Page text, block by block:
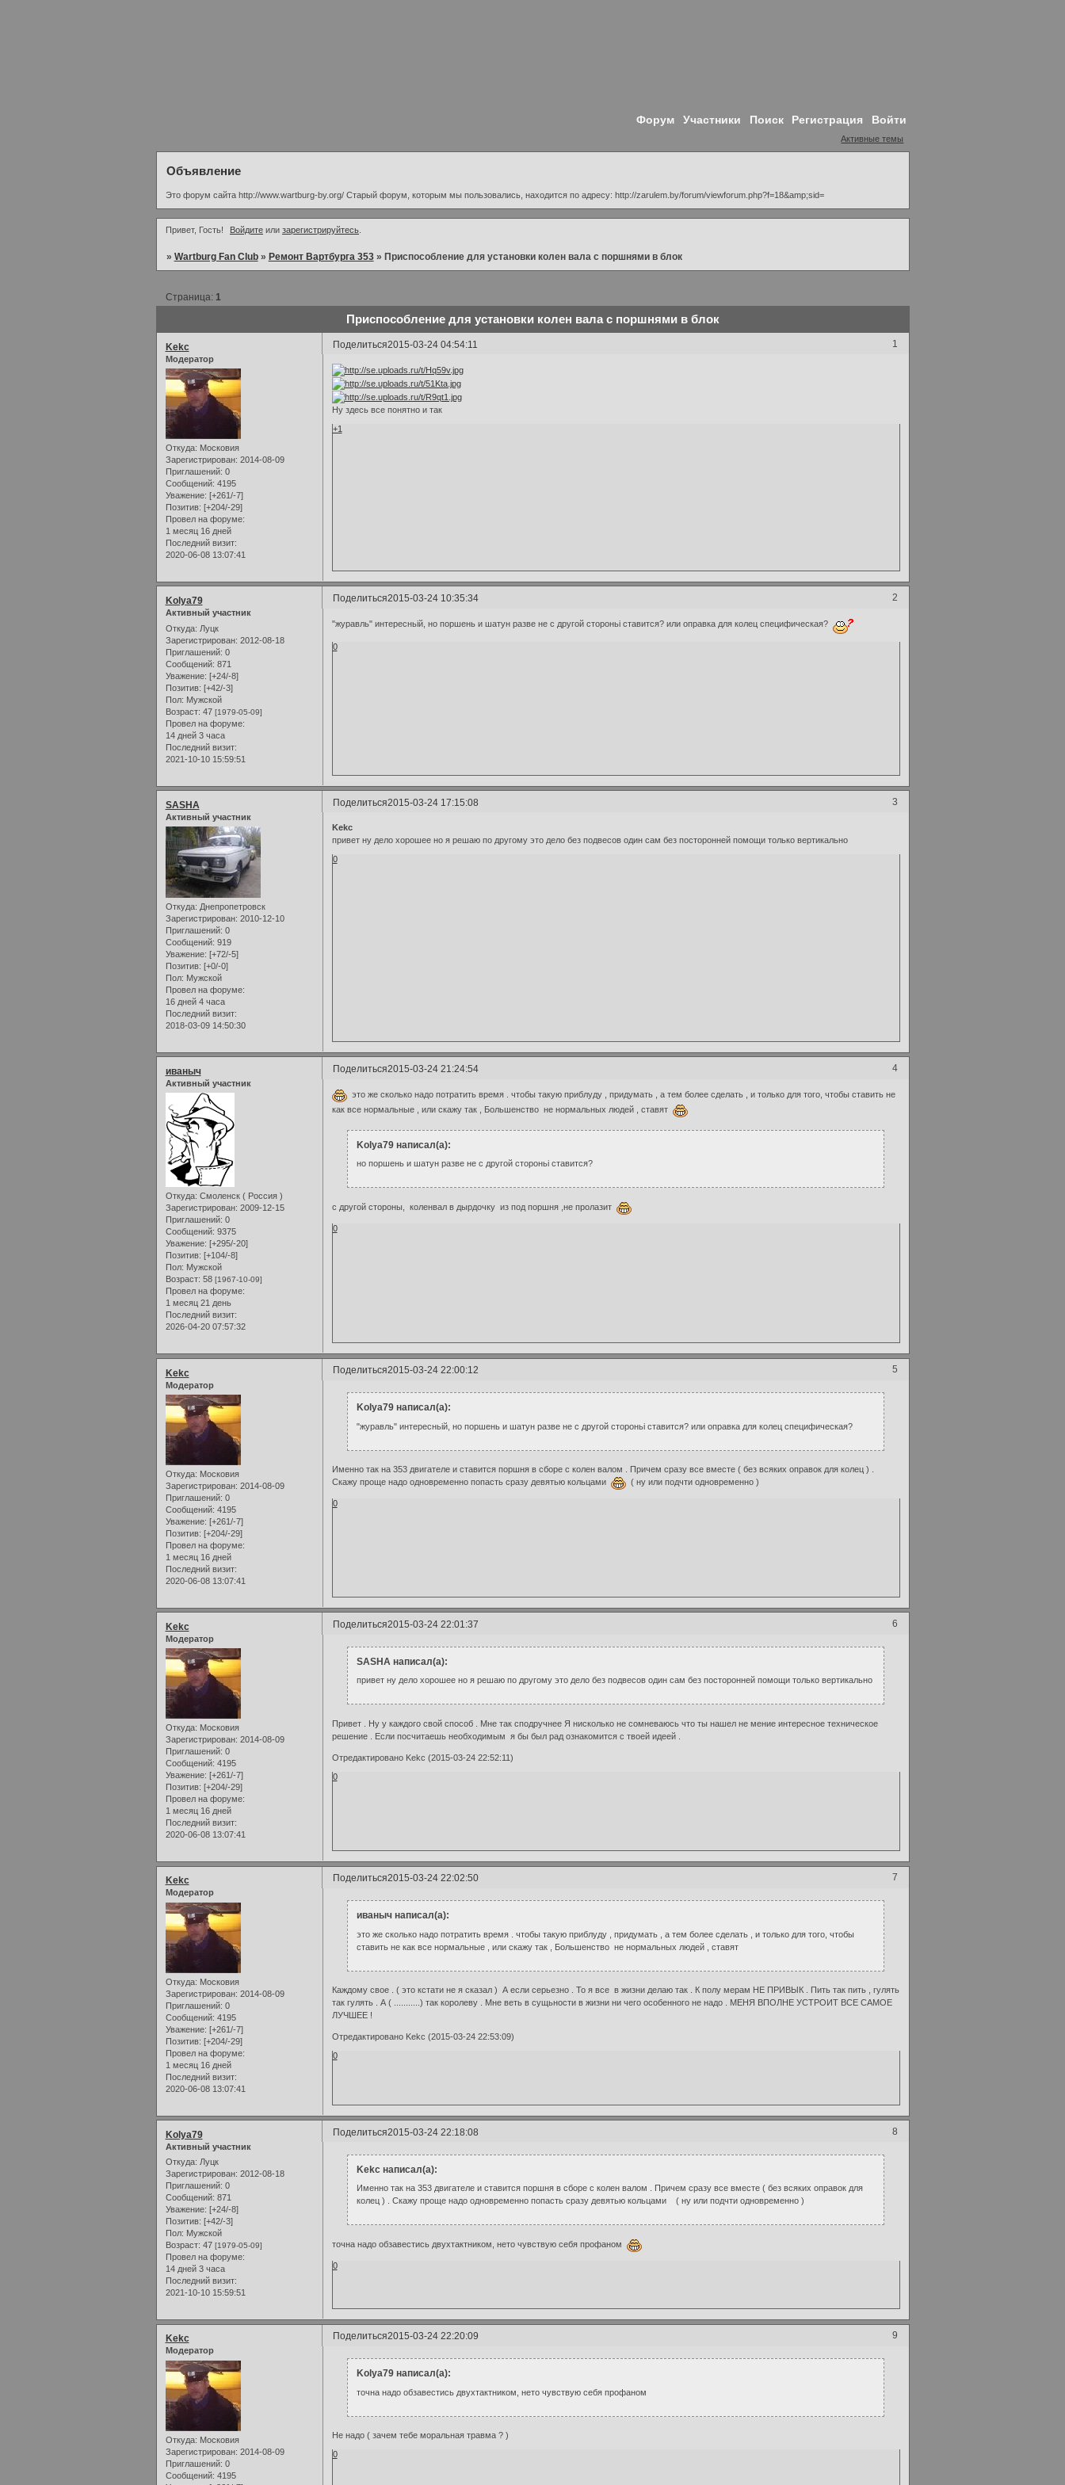
Форум Участники Поиск Регистрация Войти
Активные темы
Объявление
Это форум сайта http://www.wartburg-by.org/ Старый форум, которым мы пользовались, находится по адресу: http://zarulem.by/forum/viewforum.php?f=18&amp;sid=
Привет, Гость! Войдите или зарегистрируйтесь
» Wartburg Fan Club » Ремонт Вартбурга 353 » Приспособление для установки колен вала с поршнями в блок
Приспособление для установки колен вала с поршнями в блок
Страница: 1
Поделиться 1
2015-03-24 04:54:11
Kekc
Модератор
Откуда: Московия
Зарегистрирован: 2014-08-09
Приглашений: 0
Сообщений: 4195
Уважение: [+261/-7]
Позитив: [+204/-29]
Провел на форуме:
1 месяц 16 дней
Последний визит:
2020-06-08 13:07:41
Ну здесь все понятно и так
+1
Поделиться 2
2015-03-24 10:35:34
Kolya79
Активный участник
Откуда: Луцк
Зарегистрирован: 2012-08-18
Приглашений: 0
Сообщений: 871
Уважение: [+24/-8]
Позитив: [+42/-3]
Пол: Мужской
Возраст: 47 [1979-05-09]
Провел на форуме:
14 дней 3 часа
Последний визит:
2021-10-10 15:59:51
"журавль" интересньій, но поршень и шатун разве не с другой стороньі ставится? или оправка для колец специфическая?
0
Поделиться 3
2015-03-24 17:15:08
SASHA
Активный участник
Откуда: Днепропетровск
Зарегистрирован: 2010-12-10
Приглашений: 0
Сообщений: 919
Уважение: [+72/-5]
Позитив: [+0/-0]
Пол: Мужской
Провел на форуме:
16 дней 4 часа
Последний визит:
2018-03-09 14:50:30
Kekc
привет ну дело хорошее но я решаю по другому это дело без подвесов один сам без посторонней помощи только вертикально
0
Поделиться 4
2015-03-24 21:24:54
иваныч
Активный участник
Откуда: Смоленск ( Россия )
Зарегистрирован: 2009-12-15
Приглашений: 0
Сообщений: 9375
Уважение: [+295/-20]
Позитив: [+104/-8]
Пол: Мужской
Возраст: 58 [1967-10-09]
Провел на форуме:
1 месяц 21 день
Последний визит:
2026-04-20 07:57:32
это же сколько надо потратить время . чтобы такую приблуду , придумать , а тем более сделать , и только для того, чтобы ставить не
как все нормальные , или скажу так , Большенство не нормальных людей , ставят
Kolya79 написал(а):
но поршень и шатун разве не с другой стороньі ставится?
с другой стороны, коленвал в дырдочку из под поршня ,не пролазит
0
Поделиться 5
2015-03-24 22:00:12
Kekc
Модератор
Откуда: Московия
Зарегистрирован: 2014-08-09
Приглашений: 0
Сообщений: 4195
Уважение: [+261/-7]
Позитив: [+204/-29]
Провел на форуме:
1 месяц 16 дней
Последний визит:
2020-06-08 13:07:41
Kolya79 написал(а):
"журавль" интересньій, но поршень и шатун разве не с другой стороньі ставится? или оправка для колец специфическая?
Именно так на 353 двигателе и ставится поршня в сборе с колен валом . Причем сразу все вместе ( без всяких оправок для колец ) .
Скажу проще надо одновременно попасть сразу девятью кольцами
( ну или подчти одновременно )
0
Поделиться 6
2015-03-24 22:01:37
Kekc
Модератор
Откуда: Московия
Зарегистрирован: 2014-08-09
Приглашений: 0
Сообщений: 4195
Уважение: [+261/-7]
Позитив: [+204/-29]
Провел на форуме:
1 месяц 16 дней
Последний визит:
2020-06-08 13:07:41
SASHA написал(а):
привет ну дело хорошее но я решаю по другому это дело без подвесов один сам без посторонней помощи только вертикально
Привет . Ну у каждого свой способ . Мне так сподручнее Я нисколько не сомневаюсь что ты нашел не мение интересное техническое
решение . Если посчитаешь необходимым я бы был рад ознакомится с твоей идеей .
Отредактировано Kekc (2015-03-24 22:52:11)
0
Поделиться 7
2015-03-24 22:02:50
Kekc
Модератор
Откуда: Московия
Зарегистрирован: 2014-08-09
Приглашений: 0
Сообщений: 4195
Уважение: [+261/-7]
Позитив: [+204/-29]
Провел на форуме:
1 месяц 16 дней
Последний визит:
2020-06-08 13:07:41
иваныч написал(а):
это же сколько надо потратить время . чтобы такую приблуду , придумать , а тем более сделать , и только для того, чтобы
ставить не как все нормальные , или скажу так , Большенство не нормальных людей , ставят
Каждому свое . ( это кстати не я сказал ) А если серьезно . То я все в жизни делаю так . К полу мерам НЕ ПРИВЫК . Пить так пить , гулять
так гулять . А ( ...........) так королеву . Мне веть в сущьности в жизни ни чего особенного не надо . МЕНЯ ВПОЛНЕ УСТРОИТ ВСЕ САМОЕ
ЛУЧШЕЕ !
Отредактировано Kekc (2015-03-24 22:53:09)
0
Поделиться 8
2015-03-24 22:18:08
Kolya79
Активный участник
Откуда: Луцк
Зарегистрирован: 2012-08-18
Приглашений: 0
Сообщений: 871
Уважение: [+24/-8]
Позитив: [+42/-3]
Пол: Мужской
Возраст: 47 [1979-05-09]
Провел на форуме:
14 дней 3 часа
Последний визит:
2021-10-10 15:59:51
Kekc написал(а):
Именно так на 353 двигателе и ставится поршня в сборе с колен валом . Причем сразу все вместе ( без всяких оправок для
колец ) . Скажу проще надо одновременно попасть сразу девятью кольцами ( ну или подчти одновременно )
точна надо обзавестись двухтактником, нето чувствую себя профаном
0
Поделиться 9
2015-03-24 22:20:09
Kekc
Модератор
Откуда: Московия
Зарегистрирован: 2014-08-09
Приглашений: 0
Сообщений: 4195
Kolya79 написал(а):
точна надо обзавестись двухтактником, нето чувствую себя профаном
Не надо ( зачем тебе моральная травма ? )
0